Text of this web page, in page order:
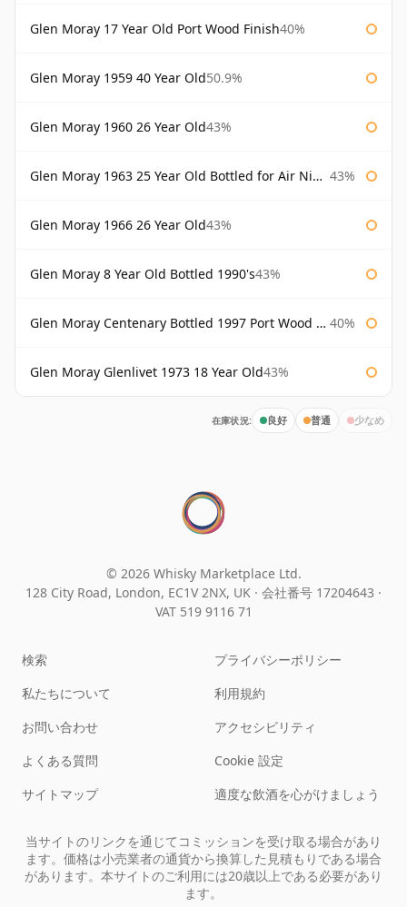
Glen Moray 17 Year Old Port Wood Finish40%
Glen Moray 1959 40 Year Old50.9%
Glen Moray 1960 26 Year Old43%
Glen Moray 1963 25 Year Old Bottled for Air Nippon 43%
Glen Moray 1966 26 Year Old43%
Glen Moray 8 Year Old Bottled 1990's43%
Glen Moray Centenary Bottled 1997 Port Wood Finish 40%
Glen Moray Glenlivet 1973 18 Year Old43%
在庫状況: 良好 普通 少なめ
© 2026 Whisky Marketplace Ltd.
128 City Road, London, EC1V 2NX, UK · 会社番号 17204643 ·
VAT 519 9116 71
検索
私たちについて
お問い合わせ
よくある質問
サイトマップ
プライバシーポリシー
利用規約
アクセシビリティ
Cookie 設定
適度な飲酒を心がけましょう
当サイトのリンクを通じてコミッションを受け取る場合があり
ます。価格は小売業者の通貨から換算した見積もりである場合
があります。本サイトのご利用には20歳以上である必要があり
ます。